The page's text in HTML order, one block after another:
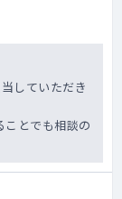
していただき
とでも相談の